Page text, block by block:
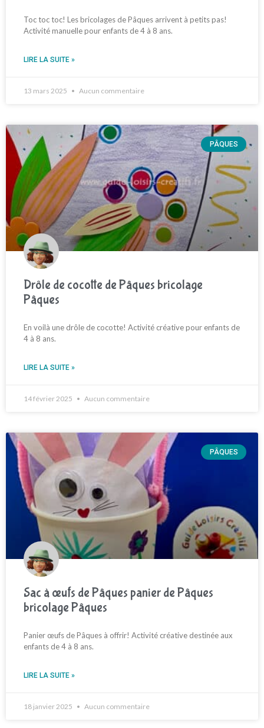
Toc toc toc! Les bricolages de Pâques arrivent à petits pas!
Activité manuelle pour enfants de 4 à 8 ans.
LIRE LA SUITE »
13 mars 2025 Aucun commentaire
PÂQUES
Drôle de cocotte de Pâques bricolage
Pâques
En voilà une drôle de cocotte! Activité créative pour enfants de
4 à 8 ans.
LIRE LA SUITE »
14 février 2025 Aucun commentaire
PÂQUES
Sac à œufs de Pâques panier de Pâques
bricolage Pâques
Panier œufs de Pâques à offrir! Activité créative destinée aux
enfants de 4 à 8 ans.
LIRE LA SUITE »
18 janvier 2025 Aucun commentaire